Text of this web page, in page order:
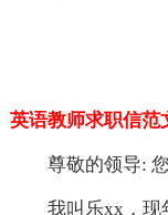
英语教师求职信范
尊敬的领导:
我叫乐xx，现